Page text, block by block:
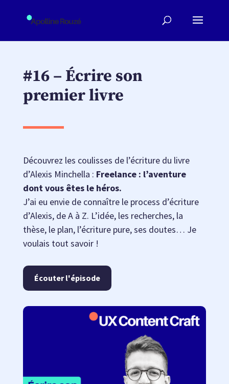
#16 – Écrire son
premier livre
Découvrez les coulisses de l’écriture du livre
d’Alexis Minchella : Freelance : l’aventure
dont vous êtes le héros.
J’ai eu envie de connaître le process d’écriture
d’Alexis, de A à Z. L’idée, les recherches, la
thèse, le plan, l’écriture pure, ses doutes… Je
voulais tout savoir !
Écouter l'épisode